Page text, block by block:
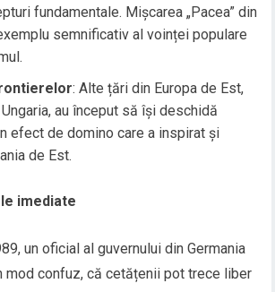
fundamentale. Mișcarea „Pacea” din
semnificativ al voinței populare
: Alte țări din Europa de Est,
au început să își deschidă
efect de domino care a inspirat și
de Est.
imediate
un oficial al guvernului din Germania
mod confuz, că cetățenii pot trece liber